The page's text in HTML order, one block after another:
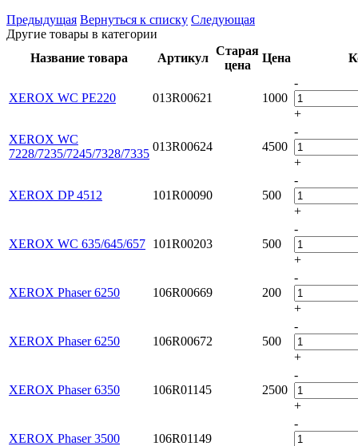
Предыдущая Вернуться к списку Следующая
Другие товары в категории
Название товара
Артикул
Старая
цена
Цена
XEROX WC PE220 013R00621 1000
-
+
XEROX WC
7228/7235/7245/7328/7335
013R00624 4500
-
+
XEROX DP 4512 101R00090 500
-
+
XEROX WC 635/645/657 101R00203 500
-
+
XEROX Phaser 6250 106R00669 200
-
+
XEROX Phaser 6250 106R00672 500
-
+
XEROX Phaser 6350 106R01145 2500
-
+
XEROX Phaser 3500 106R01149
-